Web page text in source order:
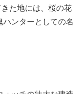
た地には、桜の花
ンターとしての名